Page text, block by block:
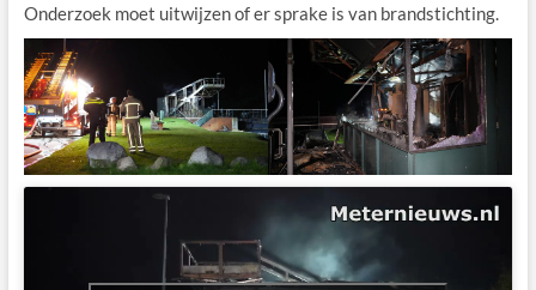
Onderzoek moet uitwijzen of er sprake is van brandstichting.